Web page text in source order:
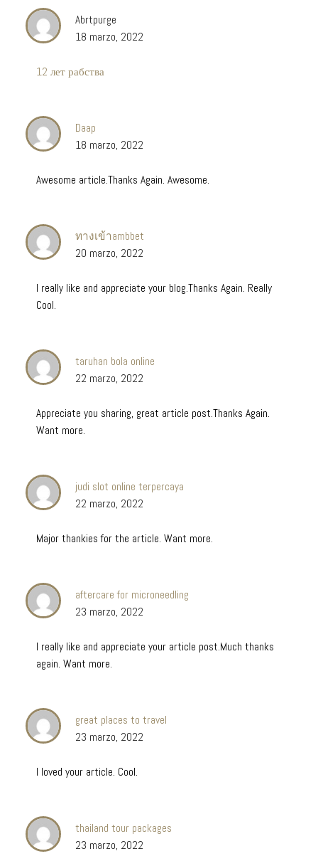
Abrtpurge
18 marzo, 2022
12 лет рабства
Daap
18 marzo, 2022
Awesome article.Thanks Again. Awesome.
ทางเข้าambbet
20 marzo, 2022
I really like and appreciate your blog.Thanks Again. Really
Cool.
taruhan bola online
22 marzo, 2022
Appreciate you sharing, great article post.Thanks Again.
Want more.
judi slot online terpercaya
22 marzo, 2022
Major thankies for the article. Want more.
aftercare for microneedling
23 marzo, 2022
I really like and appreciate your article post.Much thanks
again. Want more.
great places to travel
23 marzo, 2022
I loved your article. Cool.
thailand tour packages
23 marzo, 2022